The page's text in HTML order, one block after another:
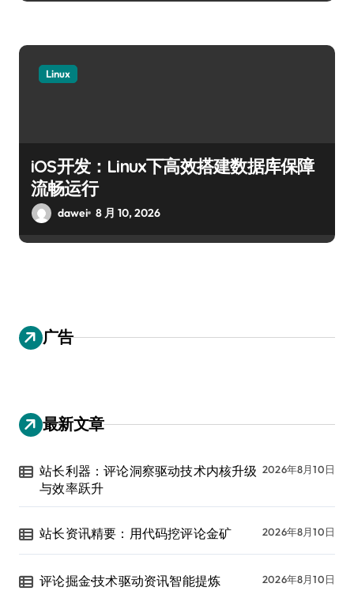
Linux
iOS开发：Linux下高效搭建数据库保障
流畅运行
dawei 8 月 10, 2026
广告
最新文章
站长利器：评论洞察驱动技术内核升级
与效率跃升
2026年8月10日
站长资讯精要：用代码挖评论金矿 2026年8月10日
评论掘金·技术驱动资讯智能提炼 2026年8月10日